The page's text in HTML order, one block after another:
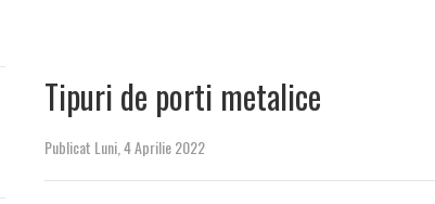
Tipuri de porti metalice
Publicat Luni, 4 Aprilie 2022